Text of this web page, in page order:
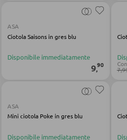
Letti imbottiti
Letti singoli
MATERASSI
ASA
Ciotola Saisons in gres blu
Disponibile immediatamente
9,90
ASA
Mini ciotola Poke in gres blu
Disponibile immediatamente